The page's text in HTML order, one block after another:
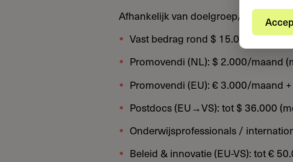
Afhankelijk van doelgroep/duur:
Vast bedrag rond $ 15.000 voor
Promovendi (NL): $ 2.000/maand
Promovendi (EU): € 3.000/maand
Postdocs (EU→VS): tot $ 36.000
Onderwijsprofessionals /
Beleid & innovatie (EU-VS): tot €